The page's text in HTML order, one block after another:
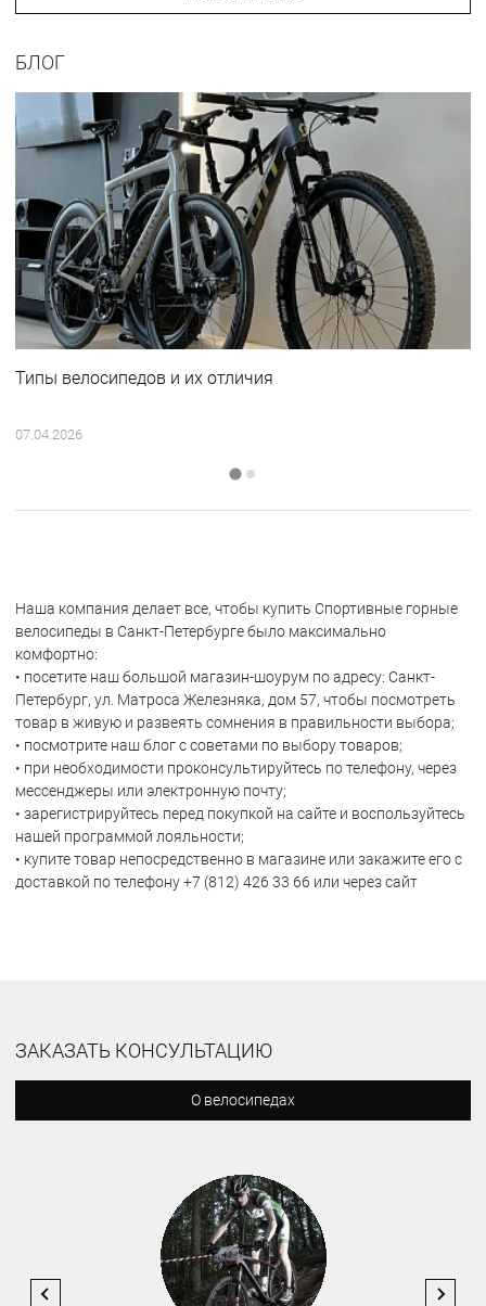
БЛОГ
Типы велосипедов и их отличия
07.04.2026
Наша компания делает все, чтобы купить Спортивные горные
велосипеды в Санкт-Петербурге было максимально
комфортно:
• посетите наш большой магазин-шоурум по адресу: Санкт-
Петербург, ул. Матроса Железняка, дом 57, чтобы посмотреть
товар в живую и развеять сомнения в правильности выбора;
• посмотрите наш блог с советами по выбору товаров;
• при необходимости проконсультируйтесь по телефону, через
мессенджеры или электронную почту;
• зарегистрируйтесь перед покупкой на сайте и воспользуйтесь
нашей программой лояльности;
• купите товар непосредственно в магазине или закажите его с
доставкой по телефону +7 (812) 426 33 66 или через сайт
ЗАКАЗАТЬ КОНСУЛЬТАЦИЮ
О велосипедах